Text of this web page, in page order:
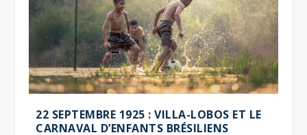
22 SEPTEMBRE 1925 : VILLA-LOBOS ET LE
CARNAVAL D’ENFANTS BRÉSILIENS